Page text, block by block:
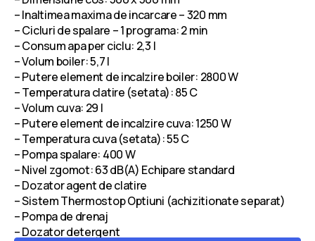
– Inaltimea maxima de incarcare – 320 mm
– Cicluri de spalare – 1 programa: 2 min
– Consum apa per ciclu: 2,3 l
– Volum boiler: 5,7 l
– Putere element de incalzire boiler: 2800 W
– Temperatura clatire (setata): 85 C
– Volum cuva: 29 l
– Putere element de incalzire cuva: 1250 W
– Temperatura cuva (setata): 55 C
– Pompa spalare: 400 W
– Nivel zgomot: 63 dB(A) Echipare standard
– Dozator agent de clatire
– Sistem Thermostop Optiuni (achizitionate separat)
– Pompa de drenaj
– Dozator detergent